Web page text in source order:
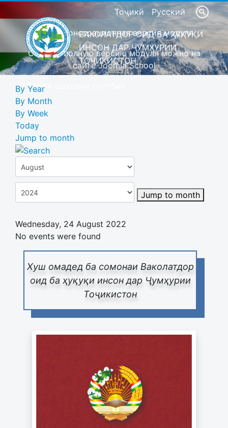
Тоҷикӣ Русский
Это демонстрационная версия модуля
Скачать полную версию модуля можно на
сайте Joomla School
Барои шахсони сустбин
ВАКОЛАТДОР ОИД БА ҲУҚУҚИ
ИНСОН ДАР ҶУМҲУРИИ
ТОҶИКИСТОН
Хуш омадед ба сомонаи Ваколатдор
оид ба ҳуқуқи инсон дар Ҷумҳурии
Тоҷикистон
By Year
By Month
By Week
Today
Jump to month
Jump to month
Wednesday, 24 August 2022
No events were found